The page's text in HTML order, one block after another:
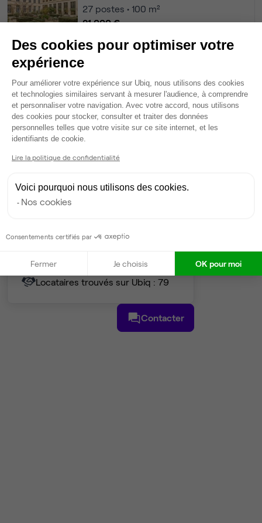
27 postes • 100 m²
21 000 €
Bureau privé
19postes • 92 m²
13 817 €
Dispo
Gestionnaire de l'espace
Partenaire depuis 2020
Taux de réponse : 40%
Locataires trouvés sur Ubiq : 79
Contacter
Des cookies pour optimiser votre
expérience
Plateforme de Gestion du
Pour améliorer votre expérience sur Ubiq, nous utilisons des cookies
et technologies similaires servant à mesurer l'audience, à comprendre
et personnaliser votre navigation. Avec votre accord, nous utilisons
des cookies pour stocker, consulter et traiter des données
personnelles telles que votre visite sur ce site internet, et les
identifiants de cookie.
Lire la politique de confidentialité
Voici pourquoi nous utilisons des cookies.
Nos cookies
Consentements certifiés par
Fermer Je choisis OK pour moi